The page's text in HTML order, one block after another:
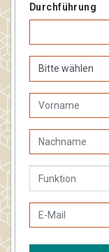
Durchführung